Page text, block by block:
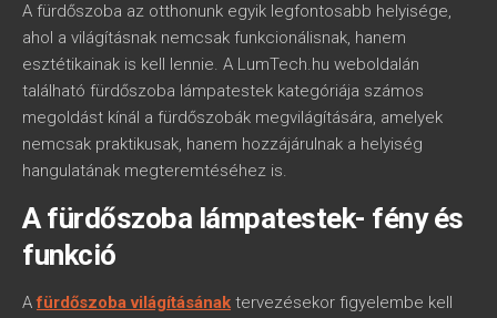
A fürdőszoba az otthonunk egyik legfontosabb helyisége,
ahol a világításnak nemcsak funkcionálisnak, hanem
esztétikainak is kell lennie. A LumTech.hu weboldalán
található fürdőszoba lámpatestek kategóriája számos
megoldást kínál a fürdőszobák megvilágítására, amelyek
nemcsak praktikusak, hanem hozzájárulnak a helyiség
hangulatának megteremtéséhez is.
A fürdőszoba lámpatestek- fény és
funkció
Afürdőszoba világításának tervezésekor figyelembe kell